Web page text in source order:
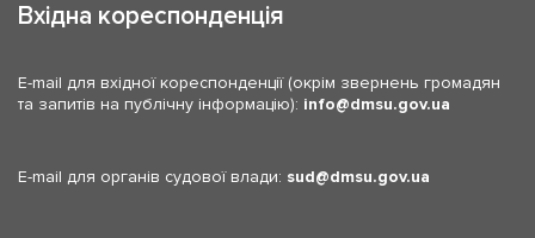
Вхідна кореспонденція
E-mail для вхідної кореспонденції (окрім звернень громадян
та запитів на публічну інформацію): info dmsu.gov.ua
E-mail для органів судової влади: sud dmsu.gov.ua